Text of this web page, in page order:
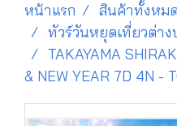
หน้าแรก
สินค้าทั้งหมด
ทัวร์วันหยุดเที่ยวต่าง
TAKAYAMA
& NEW YEAR 7D 4N -